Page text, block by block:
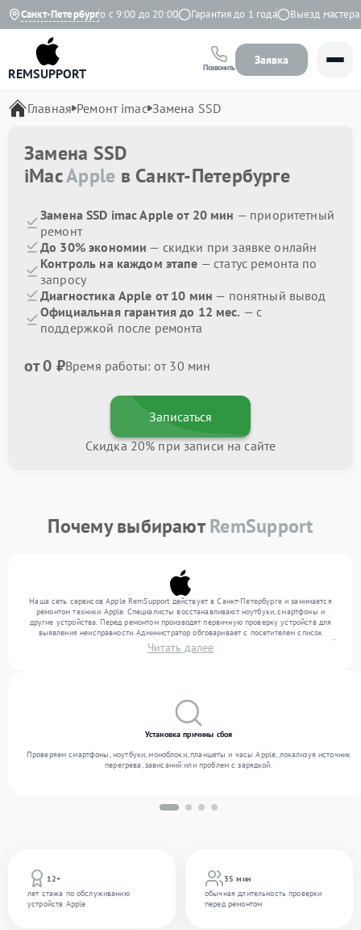
Санкт-Петербург
Ежедневно с 9:00 до 20:00 Гарантия до 1 года Выезд мастера
REMSUPPORT Позвонить
Заявка
Главная Ремонт imac Замена SSD
Замена SSD
iMacApple в Санкт-Петербурге
Замена SSD imac Apple от 20 мин — приоритетный
ремонт
До 30% экономии — скидки при заявке онлайн
Контроль на каждом этапе — статус ремонта по
запросу
Диагностика Apple от 10 мин — понятный вывод
Официальная гарантия до 12 мес. — с
поддержкой после ремонта
от 0 ₽Время работы: от 30 мин
Записаться
Скидка 20% при записи на сайте
Почему выбираютRemSupport
Наша сеть сервисов Apple RemSupport действует в Санкт-Петербурге и занимается
ремонтом техники Apple. Специалисты восстанавливают ноутбуки, смартфоны и
другие устройства. Перед ремонтом производят первичную проверку устройств для
выявления неисправности. Администратор обговаривает с посетителем список
нужных услуг и цену. Только потом техники осуществляют восстановление с заменой
запчастей по необходимости. По окончании работ их качество подтверждается
Читать далее
12+
лет стажа по обслуживанию
устройств Apple
35 мин
обычная длительность проверки
перед ремонтом
Установка причины сбоя
Проверяем смартфоны, ноутбуки, моноблоки, планшеты и часы Apple, локализуя источник
перегрева, зависаний или проблем с зарядкой.